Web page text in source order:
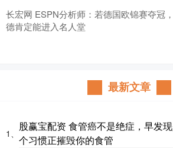
长宏网 ESPN分析师：若德国欧锦赛夺冠
德肯定能进入名人堂
最新文章
1、
股赢宝配资 食管癌不是绝症，早发
个习惯正摧毁你的食管